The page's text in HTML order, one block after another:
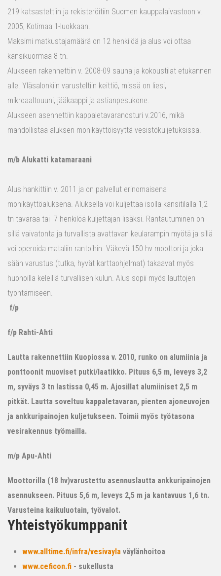
219 katsastettiin ja rekisteröitiin Suomen kauppalaivastoon v.
2005, Kotimaa 1-luokkaan.
Maksimi matkustajamäärä on 12 henkilöä ja alus voi ottaa
kansikuormaa 8 tn.
Alukseen rakennettiin v. 2008-09 sauna ja kokoustilat etukannen
alle. Yläsalonkiin varusteltiin keittiö, missä on liesi,
mikroaaltouuni, jääkaappi ja astianpesukone.
Alukseen asennettiin kappaletavaranosturi v.2016, mikä
mahdollistaa aluksen monikäyttöisyyttä vesistökuljetuksissa.
m/b Alukatti katamaraani
Alus hankittiin v. 2011 ja on palvellut erinomaisena
monikäyttöaluksena. Aluksella voi kuljettaa isolla kansitilalla 1,2
tn tavaraa tai 7 henkilöä kuljettajan lisäksi. Rantautuminen on
sillä vaivatonta ja turvallista avattavan keularampin myötä ja sillä
voi operoida mataliin rantoihin. Väkevä 150 hv moottori ja joka
sään varustus (tutka, hyvät karttaohjelmat) takaavat myös
huonoilla keleillä turvallisen kulun. Alus sopii myös lauttojen
työntämiseen.
f/p
f/p Rahti-Ahti
Lautta rakennettiin Kuopiossa v. 2010, runko on alumiinia ja
ponttoonit muoviset putki/laatikko. Pituus 6,5 m, leveys 3,2
m, syväys 3 tn lastissa 0,45 m. Ajosillat alumiiniset 2,5 m
pitkät. Lautta soveltuu kappaletavaran, pienten ajoneuvojen
ja ankkuripainojen kuljetukseen. Toimii myös työtasona
vesirakennus työmailla.
m/p Apu-Ahti
Moottorilla (18 hv)varustettu asennuslautta ankkuripainojen
asennukseen. Pituus 5,6 m, leveys 2,5 m ja kantavuus 1,6 tn.
Varusteina kaikuluotain, työvalot.
Yhteistyökumppanit
www.alltime.fi/infra/vesivayla väylänhoitoa
www.ceficon.fi - sukellusta